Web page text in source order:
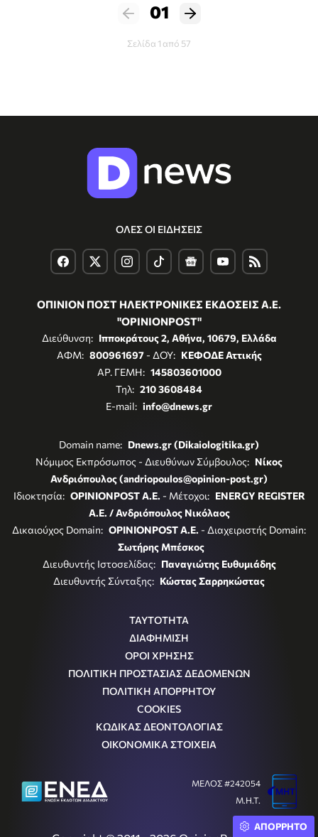
01
Σελίδα 1 από 57
ΟΛΕΣ ΟΙ ΕΙΔΗΣΕΙΣ
ΟΠΙΝΙΟΝ ΠΟΣΤ ΗΛΕΚΤΡΟΝΙΚΕΣ ΕΚΔΟΣΕΙΣ Α.Ε.
"OPINIONPOST"
Διεύθυνση: Ιπποκράτους 2, Αθήνα, 10679, Ελλάδα
ΑΦΜ: 800961697- ΔΟΥ: ΚΕΦΟΔΕ Αττικής
ΑΡ. ΓΕΜΗ: 145803601000
Τηλ: 210 3608484
E-mail: info@dnews.gr
Domain name: Dnews.gr (Dikaiologitika.gr)
Νόμιμος Εκπρόσωπος - Διευθύνων Σύμβουλος: Νίκος
Ανδριόπουλος (andriopoulos@opinion-post.gr)
Ιδιοκτησία: OPINIONPOST A.E. - Μέτοχοι: ENERGY REGISTER
Α.Ε. / Ανδριόπουλος Νικόλαος
Δικαιούχος Domain: OPINIONPOST A.E. - Διαχειριστής Domain:
Σωτήρης Μπέσκος
Διευθυντής Ιστοσελίδας: Παναγιώτης Ευθυμιάδης
Διευθυντής Σύνταξης: Κώστας Σαρρηκώστας
ΤΑΥΤΟΤΗΤΑ
ΔΙΑΦΗΜΙΣΗ
ΟΡΟΙ ΧΡΗΣΗΣ
ΠΟΛΙΤΙΚΗ ΠΡΟΣΤΑΣΙΑΣ ΔΕΔΟΜΕΝΩΝ
ΠΟΛΙΤΙΚΗ ΑΠΟΡΡΗΤΟΥ
COOKIES
ΚΩΔΙΚΑΣ ΔΕΟΝΤΟΛΟΓΙΑΣ
ΟΙΚΟΝΟΜΙΚΑ ΣΤΟΙΧΕΙΑ
ΜΕΛΟΣ #242054
Μ.Η.Τ.
ΑΠΟΡΡΗΤΟ